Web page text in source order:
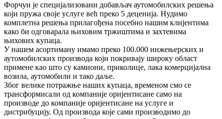
Форчун је специјализовани добављач аутомобилских решења
који пружа своје услуге већ преко 5 деценија. Нудимо
комплетна решења прилагођена посебно нашим клијентима
како би одговарала њиховим тржиштима и захтевима
њихових купаца.
У нашем асортиману имамо преко 100.000 инжењерских и
аутомобилских производа који покривају широку област
примене као што су камиони, приколице, лака комерцијална
возила, аутомобили и тако даље.
Због велике потражње наших купаца, временом смо се
трансформисали од компаније оријентисане само на
производе до компаније оријентисане на услуге и
дистрибуцију. Од производа које сами производимо до